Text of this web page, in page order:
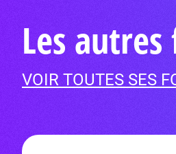
Les
VOIR TOUTES SES